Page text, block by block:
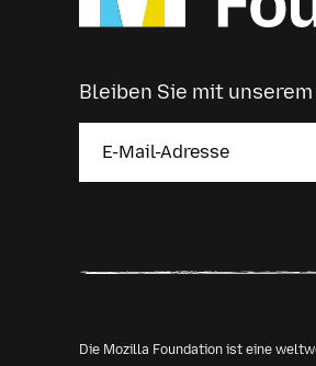
Bleiben Sie mit
Die Mozilla Foundation ist eine